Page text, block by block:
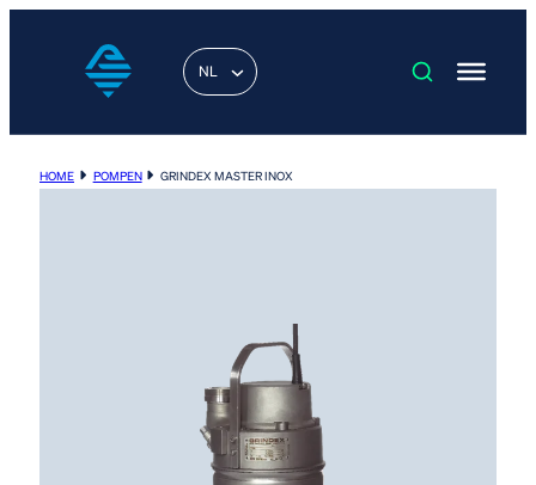
NL
HOME POMPEN GRINDEX MASTER INOX